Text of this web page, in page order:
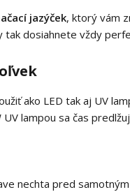
jazýček, ktorý vám
tak dosiahnete vždy
ako LED tak aj UV
lampou sa čas
nechta pred